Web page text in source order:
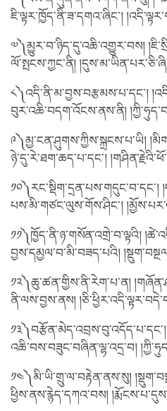
ཇི་ལྟར་ཁྱོད་ནི་ཟ་དགའ་ཞིང་།
༧༽མྱུར་བ་ཉིད་དུ་འཆི་འགྱུར་བས།
ལོ་སྤངས་ཀྱང་ནི།
༨༽འདི་ནི་མ་བྱས་བརྩམས་པ་དང་།
བུར་འཆི་བདག་འོངས་ནས་ནི།
༩༽མྱ་ངན་ཤུགས་ཀྱིས་སྐྲངས་པ་ཡི།
ཉེ་དུ་རེ་ཐག་ཆད་པ་དང་།
༡༠༽རང་སྡིག་དྲན་པས་གདུང་བ་དང་།
པས་མི་གཙང་ལུས་གོས་ཤིང་།
༡༡༽ཁྱོད་ནི་ཉ་གསོན་འགྲེ་བ་ལྟའི།
བྱས་དམྱལ་བ་མི་བཟད་པའི།
༡༢༽ཆུ་ཚན་གྱིས་ནི་རེག་པ་ན།
ནི་ལས་བྱས་ནས།
༡༣༽བརྩོན་མེད་འབྲས་བུ་འདོད་པ་དང་།
འཆི་བས་བཟུང་བཞིན་ལྷ་འདྲ་བ།
༡༤༽མི་ཡི་གྲུ་ལ་བརྟེན་ནས་སུ།
ཕྱིས་ནས་རྙེད་དཀའ་བས།